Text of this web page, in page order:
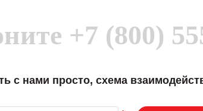
+7 (800)
с нами просто, схема